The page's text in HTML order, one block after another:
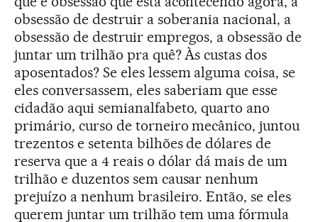
obsessão de destruir a soberania nacional, a
obsessão de destruir empregos, a obsessão de
juntar um trilhão pra quê? Às custas dos
aposentados? Se eles lessem alguma coisa, se
eles conversassem, eles saberiam que esse
cidadão aqui semianalfabeto, quarto ano
primário, curso de torneiro mecânico, juntou
trezentos e setenta bilhões de dólares de
reserva que a 4 reais o dólar dá mais de um
trilhão e duzentos sem causar nenhum
prejuízo a nenhum brasileiro. Então, se eles
querem juntar um trilhão tem uma fórmula